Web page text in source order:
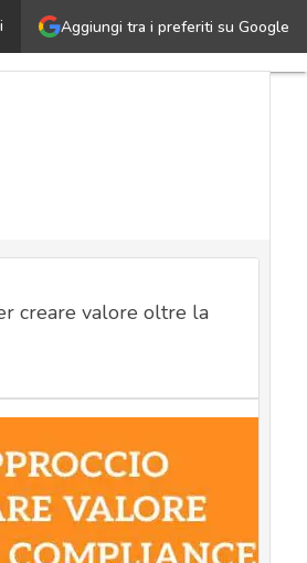
Aggiungi tra i preferiti su Google
di dati personali per
creare valore oltre la